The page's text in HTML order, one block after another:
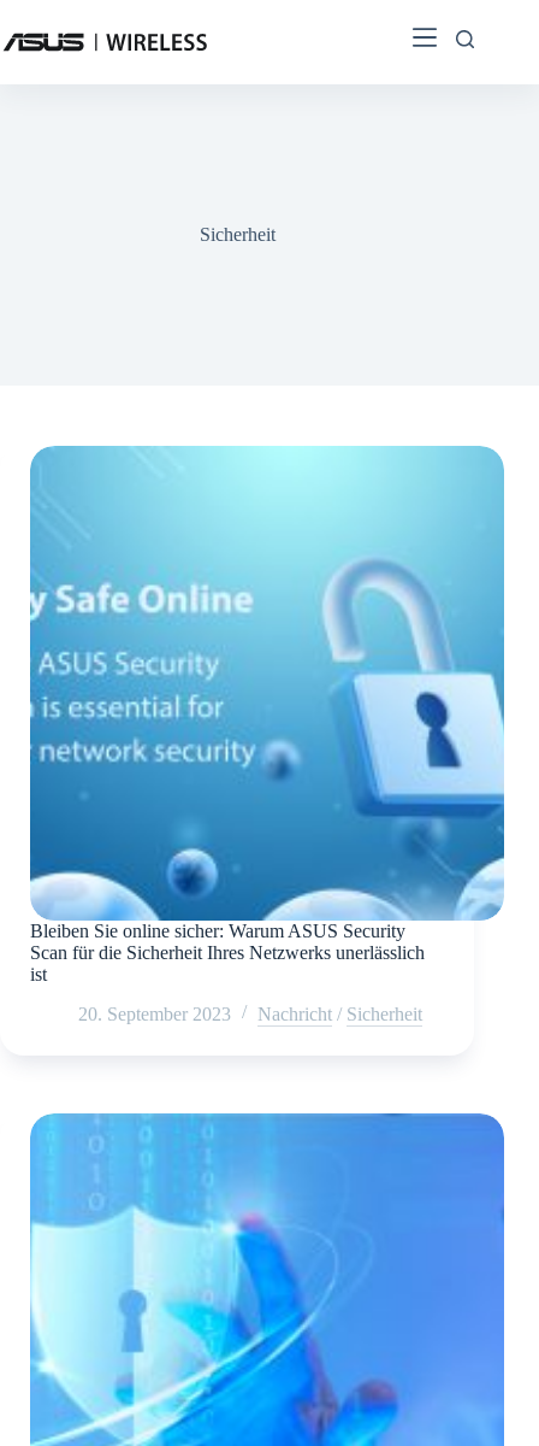
Sicherheit
Bleiben Sie online sicher: Warum ASUS Security
Scan für die Sicherheit Ihres Netzwerks unerlässlich
ist
20. September 2023
Nachricht / Sicherheit